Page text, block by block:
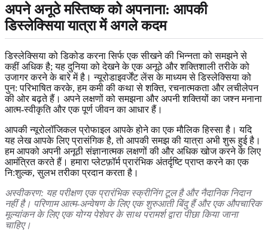
अपने अनूठे मस्तिष्क को अपनाना: आपकी
डिस्लेक्सिया यात्रा में अगले कदम
डिस्लेक्सिया को डिकोड करना सिर्फ एक सीखने की भिन्नता को समझने से
कहीं अधिक है; यह दुनिया को देखने के एक अनूठे और शक्तिशाली तरीके को
उजागर करने के बारे में है। न्यूरोडाइवर्जेंट लेंस के माध्यम से डिस्लेक्सिया को
पुन: परिभाषित करके, हम कमी की कथा से शक्ति, रचनात्मकता और लचीलेपन
की ओर बढ़ते हैं। अपने लक्षणों को समझना और अपनी शक्तियों का जश्न मनाना
आत्म-स्वीकृति और एक पूर्ण जीवन का आधार हैं।
आपकी न्यूरोलॉजिकल प्रोफाइल आपके होने का एक मौलिक हिस्सा है। यदि
यह लेख आपके लिए प्रासंगिक है, तो आपकी समझ की यात्रा अभी शुरू हुई है।
हम आपको अपनी अनूठी संज्ञानात्मक लक्षणों की और अधिक खोज करने के लिए
आमंत्रित करते हैं। हमारा प्लेटफ़ॉर्म प्रारंभिक अंतर्दृष्टि प्राप्त करने का एक
नि:शुल्क, सुलभ तरीका प्रदान करता है।
अस्वीकरण: यह परीक्षण एक प्रारंभिक स्क्रीनिंग टूल है और नैदानिक ​​निदान
नहीं है। परिणाम आत्म-अन्वेषण के लिए एक शुरुआती बिंदु हैं और एक औपचारिक
मूल्यांकन के लिए एक योग्य पेशेवर के साथ परामर्श द्वारा पीछा किया जाना
चाहिए।